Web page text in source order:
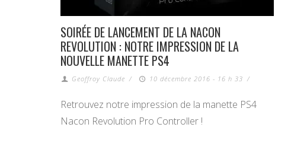
SOIRÉE DE LANCEMENT DE LA NACON
REVOLUTION : NOTRE IMPRESSION DE LA
NOUVELLE MANETTE PS4
Geoffroy Claude / 10 décembre 2016 - 16 h 33 /
Retrouvez notre impression de la manette PS4
Nacon Revolution Pro Controller !